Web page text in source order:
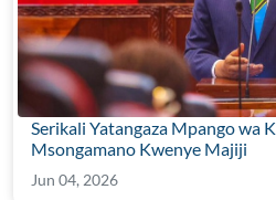
Serikali Yatangaza Mpango wa
Msongamano Kwenye Majiji
Jun 04, 2026